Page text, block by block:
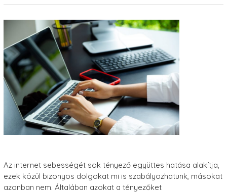
Az internet sebességét sok tényező együttes hatása alakítja,
ezek közül bizonyos dolgokat mi is szabályozhatunk, másokat
azonban nem. Általában azokat a tényezőket